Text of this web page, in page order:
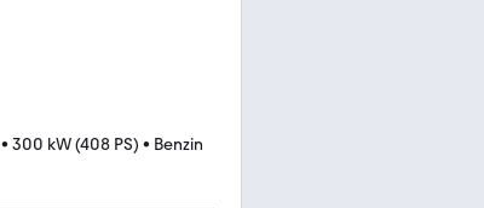
• 300 kW (408 PS) • Benzin